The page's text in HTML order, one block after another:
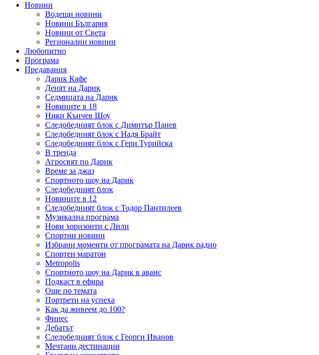
Новини
Водещи новини
Новини България
Новини от Света
Регионални новини
Любопитно
Програма
Предавания
Дарик Кафе
Денят на Дарик
Седмицата на Дарик
Новините в 18
Ники Кънчев Шоу
Следобедният блок с Димитър Панев
Следобедният блок с Надя Брайт
Следобедният блок с Гери Турийска
В тренда
Агросвят по Дарик
Време за джаз
Спортното шоу на Дарик
Следобедният блок
Новините в 12
Следобедният блок с Тодор Пантилеев
Музикална програма
Нови хоризонти с Лили
Спортни новини
Избрани моменти от програмата на Дарик радио
Спортен маратон
Metropolis
Спортното шоу на Дарик в аванс
Подкаст в ефира
Още по темата
Портрети на успеха
Как да живеем до 100?
Финес
Дебатът
Следобедният блок с Георги Иванов
Мечтани дестинации